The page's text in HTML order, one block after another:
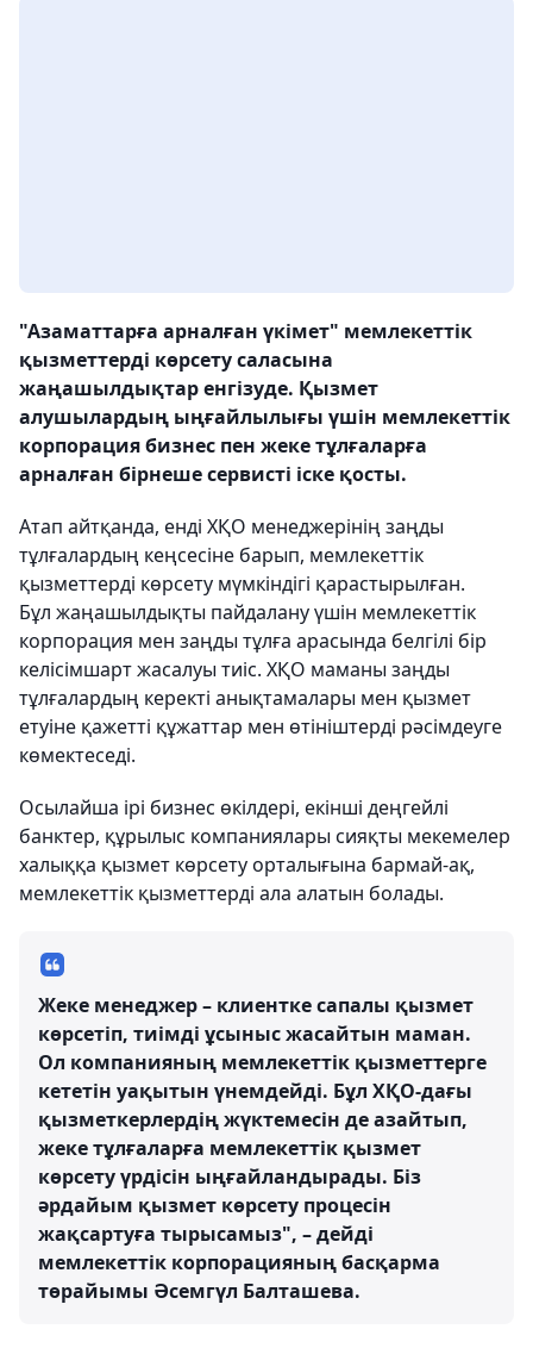
"Азаматтарға арналған үкімет" мемлекеттік
қызметтерді көрсету саласына
жаңашылдықтар енгізуде. Қызмет
алушылардың ыңғайлылығы үшін мемлекеттік
корпорация бизнес пен жеке тұлғаларға
арналған бірнеше сервисті іске қосты.
Атап айтқанда, енді ХҚО менеджерінің заңды
тұлғалардың кеңсесіне барып, мемлекеттік
қызметтерді көрсету мүмкіндігі қарастырылған.
Бұл жаңашылдықты пайдалану үшін мемлекеттік
корпорация мен заңды тұлға арасында белгілі бір
келісімшарт жасалуы тиіс. ХҚО маманы заңды
тұлғалардың керекті анықтамалары мен қызмет
етуіне қажетті құжаттар мен өтініштерді рәсімдеуге
көмектеседі.
Осылайша ірі бизнес өкілдері, екінші деңгейлі
банктер, құрылыс компаниялары сияқты мекемелер
халыққа қызмет көрсету орталығына бармай-ақ,
мемлекеттік қызметтерді ала алатын болады.
Жеке менеджер – клиентке сапалы қызмет
көрсетіп, тиімді ұсыныс жасайтын маман.
Ол компанияның мемлекеттік қызметтерге
кететін уақытын үнемдейді. Бұл ХҚО-дағы
қызметкерлердің жүктемесін де азайтып,
жеке тұлғаларға мемлекеттік қызмет
көрсету үрдісін ыңғайландырады. Біз
әрдайым қызмет көрсету процесін
жақсартуға тырысамыз", – дейді
мемлекеттік корпорацияның басқарма
төрайымы Әсемгүл Балташева.